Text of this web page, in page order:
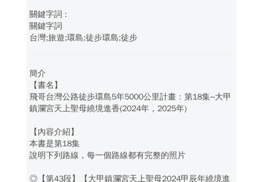
關鍵字詞
台灣;旅遊;環島;徒步環島;徒步
簡介
【書名】
飛哥台灣公路徒步環島5年5000公里計畫：第18集~大甲
鎮瀾宮天上聖母繞境進香(2024年，2025年)
【內容介紹】
本書是第18集
說明下列路線，每一個路線都有完整的照片
◎【第43段】【大甲鎮瀾宮天上聖母2024甲辰年繞境進